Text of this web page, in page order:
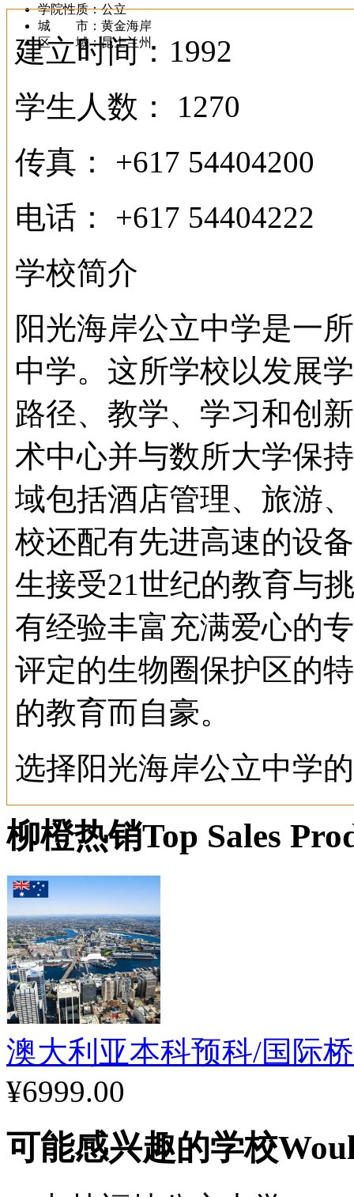
学院性质：公立
城 市：黄金海岸
区 域：昆士兰州
建立时间：1992
学生人数： 1270
传真： +617 54404200
电话： +617 54404222
学校简介
阳光海岸公立中学是一
中学。这所学校以发展
路径、教学、学习和创
术中心并与数所大学保
域包括酒店管理、旅游
校还配有先进高速的设
生接受21世纪的教育与
有经验丰富充满爱心的
评定的生物圈保护区的
的教育而自豪。
选择阳光海岸公立中学
1. 坐落于努萨郡中心位
中，距世界著名的努萨
州最有吸引力的学校
2. 44个科目选择以及海
3. 音乐、冲浪和语言（
语言
1. 意大利语&mdah;阳光
心。欢迎初级、中级和
柳橙热销Top Sales
澳大利亚本科预科/国际
¥6999.00
可能感兴趣的学校